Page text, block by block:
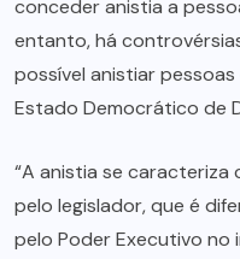
conceder anistia a
entanto, há
possível anistiar
Estado Democrático de
“A anistia se
pelo legislador, que é
pelo Poder Executivo